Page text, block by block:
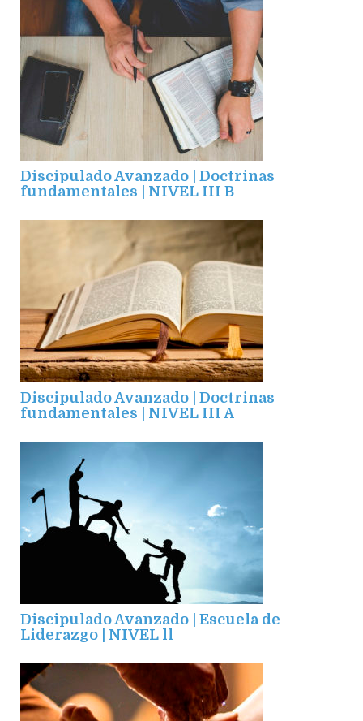
Discipulado Avanzado | Doctrinas
fundamentales | NIVEL III B
Discipulado Avanzado | Doctrinas
fundamentales | NIVEL III A
Discipulado Avanzado | Escuela de
Liderazgo | NIVEL ll